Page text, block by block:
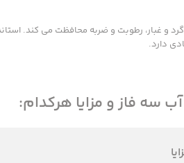
دارد.
سه فاز و مزایا هرکدام: